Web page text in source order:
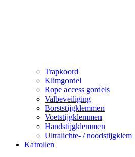
Trapkoord
Klimgordel
Rope access gordels
Valbeveiliging
Borststijgklemmen
Voetstijgklemmen
Handstijgklemmen
Ultralichte- / noodstijgklem
Katrollen